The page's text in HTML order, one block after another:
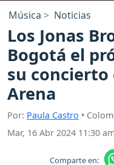
Música Noticias
Los Jonas
Bogotá el
su
Arena
Por: Paula Castro •
Mar, 16 Abr 2024 11:30
Comparte en: